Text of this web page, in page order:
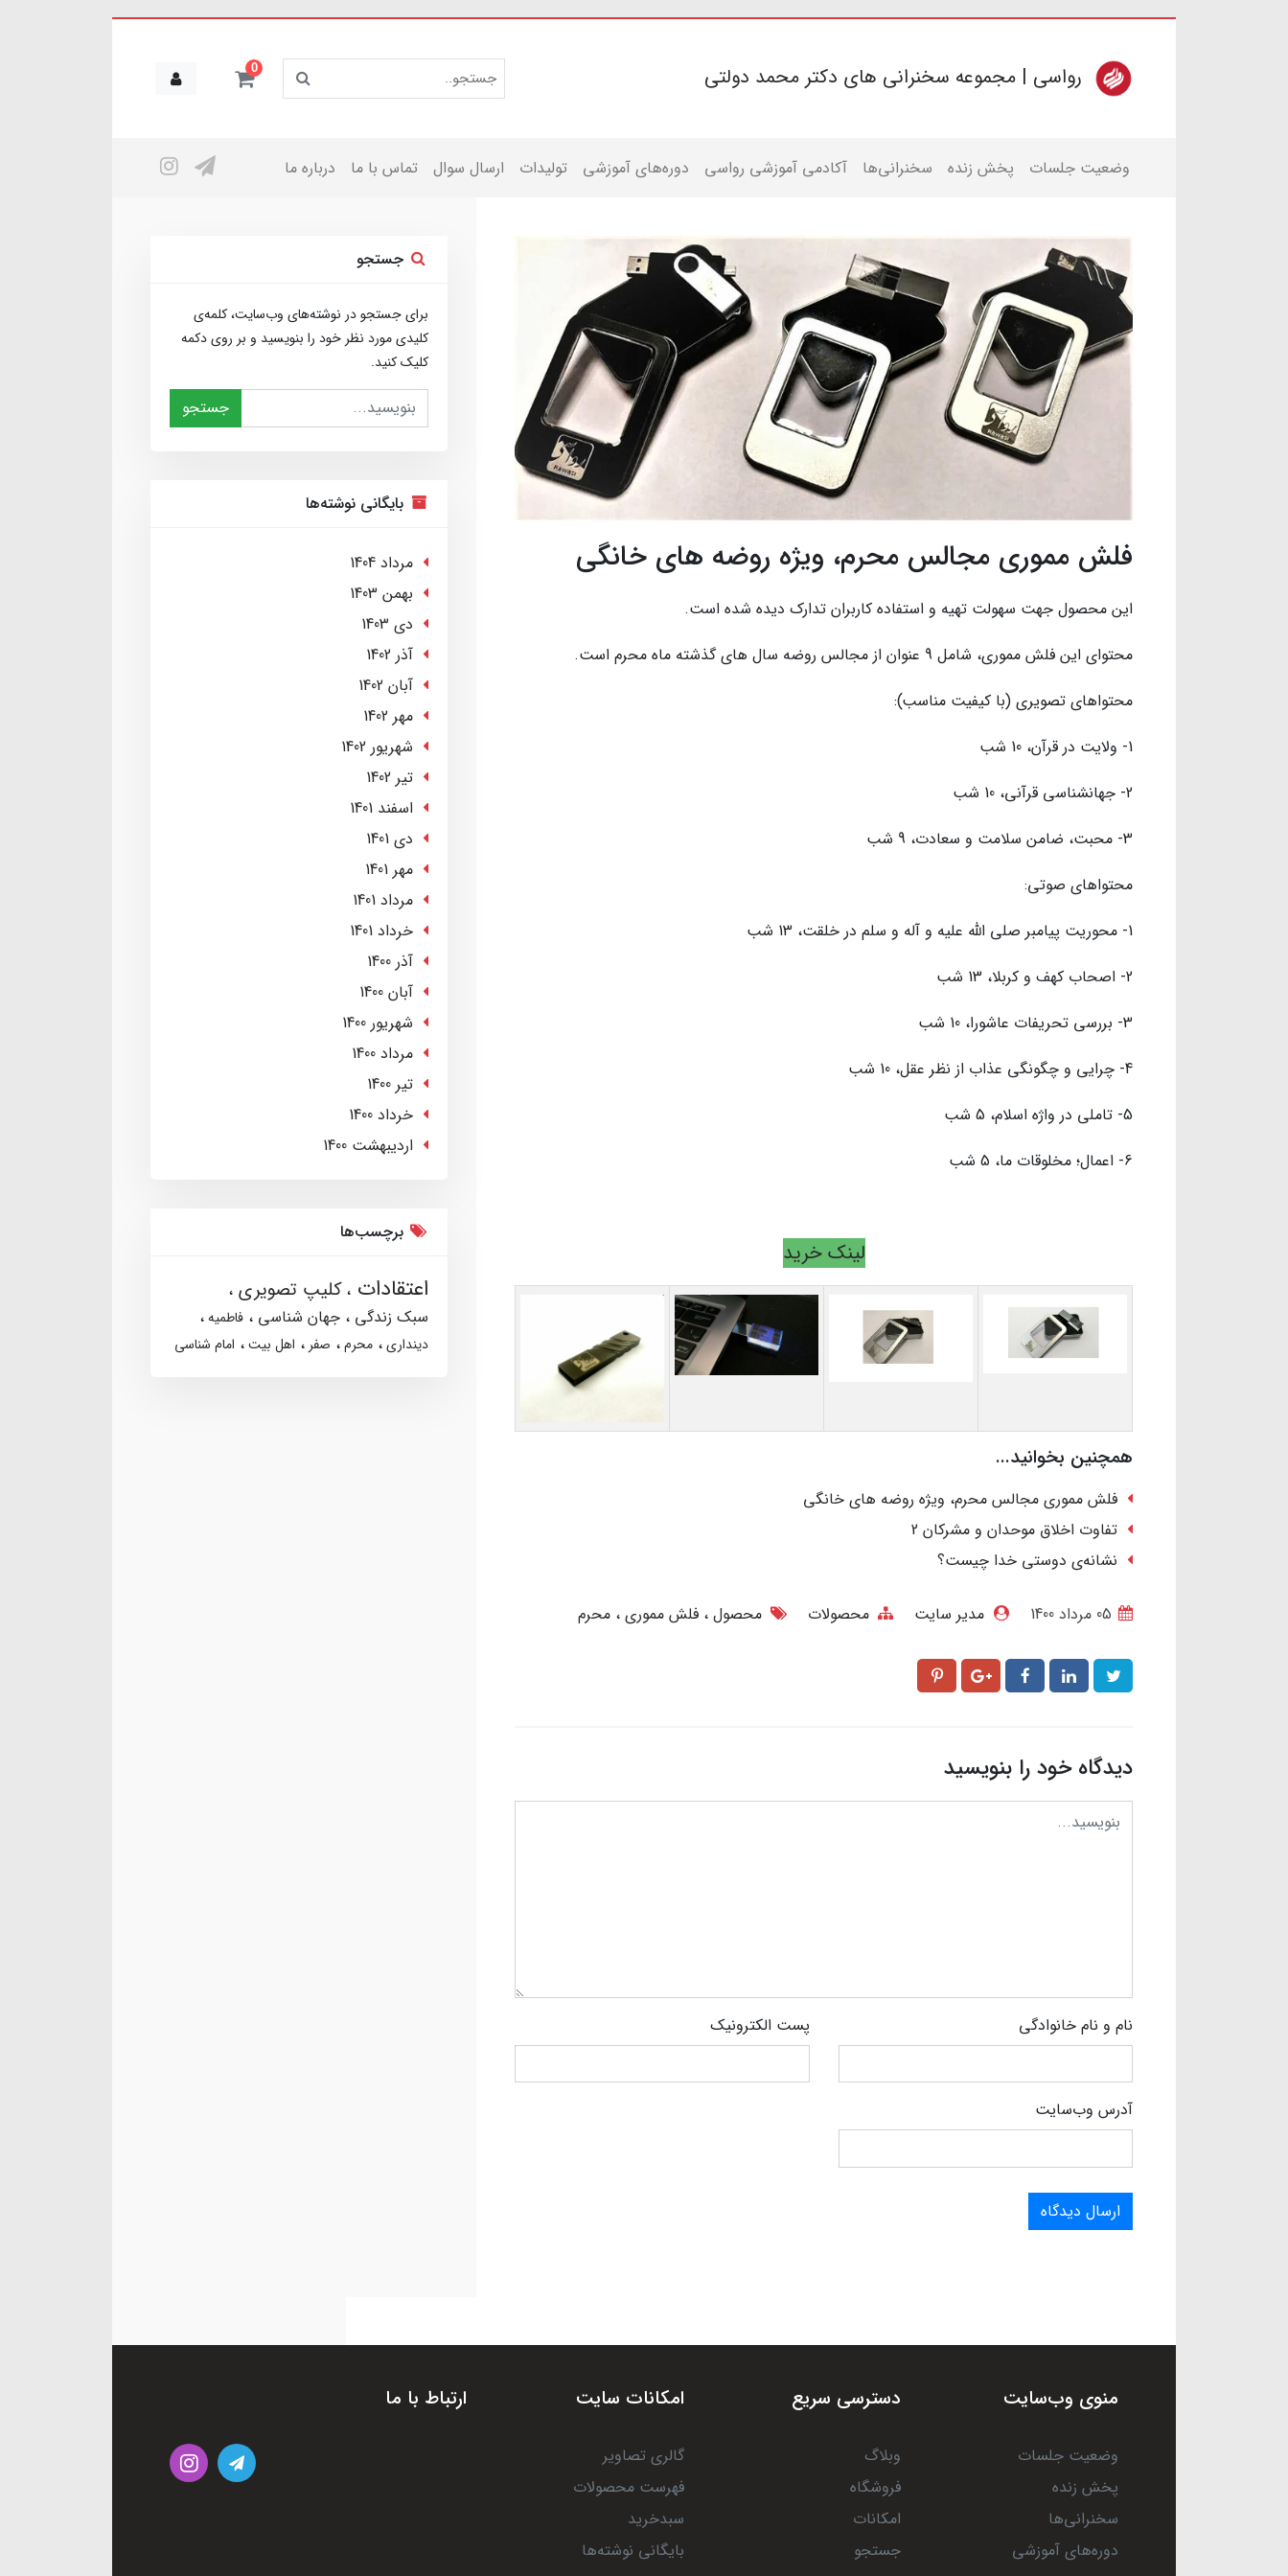
رواسی | مجموعه سخنرانی های دکتر محمد دولتی 0
وضعیت جلسات پخش زنده سخنرانی‌ها آکادمی آموزشی رواسی دوره‌های آموزشی تولیدات ارسال سوال تماس با ما درباره ما
فلش مموری مجالس محرم، ویژه روضه های خانگی
این محصول جهت سهولت تهیه و استفاده کاربران تدارک دیده شده است.
محتوای این فلش مموری، شامل 9 عنوان از مجالس روضه سال های گذشته ماه محرم است.
محتواهای تصویری (با کیفیت مناسب):
1- ولایت در قرآن، 10 شب
2- جهانشناسی قرآنی، 10 شب
3- محبت، ضامن سلامت و سعادت، 9 شب
محتواهای صوتی:
1- محوریت پیامبر صلی الله علیه و آله و سلم در خلقت، 13 شب
2- اصحاب کهف و کربلا، 13 شب
3- بررسی تحریفات عاشورا، 10 شب
4- چرایی و چگونگی عذاب از نظر عقل، 10 شب
5- تاملی در واژه اسلام، 5 شب
6- اعمال؛ مخلوقات ما، 5 شب
لینک خرید
همچنین بخوانید...
فلش مموری مجالس محرم، ویژه روضه های خانگی
تفاوت اخلاق موحدان و مشرکان 2
نشانه‌ی دوستی خدا چیست؟
مدیر سایت محصولات محصول فلش مموری محرم
دیدگاه خود را بنویسید
نام و نام خانوادگی پست الکترونیک
آدرس وب‌سایت
ارسال دیدگاه
جستجو
برای جستجو در نوشته‌های وب‌سایت، کلمه‌ی
کلیدی مورد نظر خود را بنویسید و بر روی دکمه
کلیک کنید.
جستجو
بایگانی نوشته‌ها
مرداد 1404
بهمن 1403
دی 1403
آذر 1402
آبان 1402
مهر 1402
شهریور 1402
تير 1402
اسفند 1401
دی 1401
مهر 1401
مرداد 1401
خرداد 1401
آذر 1400
آبان 1400
شهریور 1400
مرداد 1400
تير 1400
خرداد 1400
ارديبهشت 1400
برچسب‌ها
اعتقادات کلیپ تصویری
سبک زندگی جهان شناسی
فاطمیه
دینداری
محرم صفر اهل بیت امام شناسی
منوی وب‌سایت
وضعیت جلسات
پخش زنده
سخنرانی‌ها
دوره‌های آموزشی
دسترسی سریع
وبلاگ
فروشگاه
امکانات
جستجو
امکانات سایت
گالری تصاویر
فهرست محصولات
سبدخرید
بایگانی نوشته‌ها
ارتباط با ما